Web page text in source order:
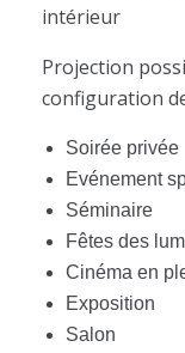
intérieur
Projection
configuration
Soirée privée
Evénement
Séminaire
Fêtes des
Cinéma en
Exposition
Salon